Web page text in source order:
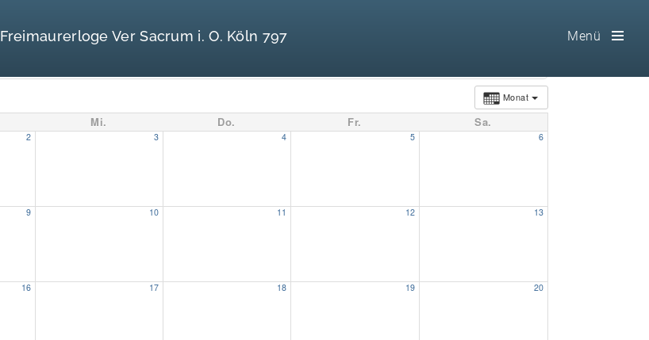
Freimaurerloge Ver Sacrum i. O. Köln 797 Menü
Monat
Mi. Do. Fr. Sa.
2 3 4 5 6
9 10 11 12 13
16 17 18 19 20